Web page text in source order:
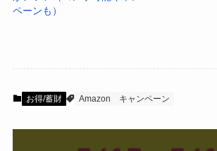
「数量限定タイムセール」攻略手順
ペーンも）
お得/蓄財 Amazon キャンペーン